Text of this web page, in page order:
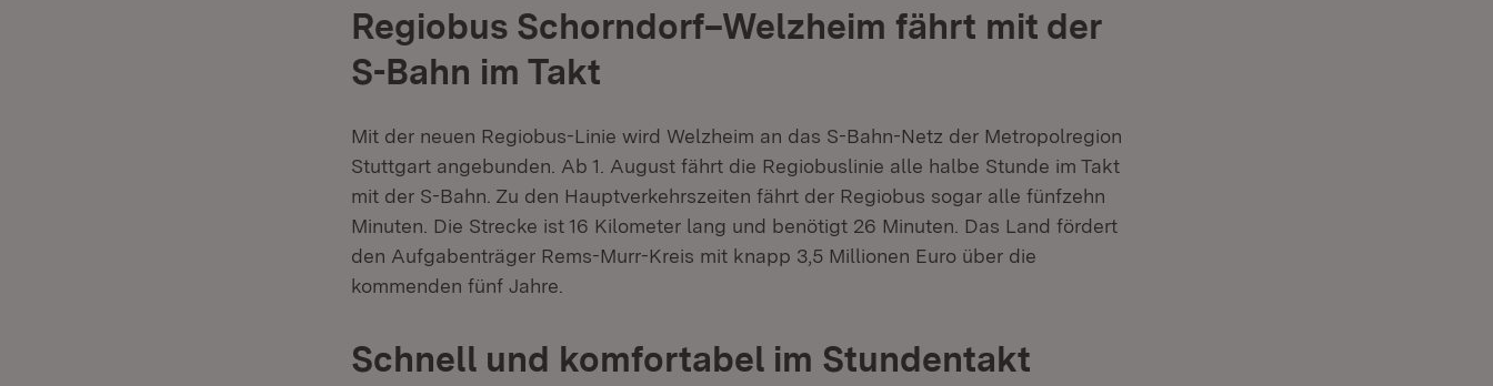
Regiobus Schorndorf–Welzheim fährt mit der
S-Bahn im Takt
Mit der neuen Regiobus-Linie wird Welzheim an das S-Bahn-Netz der Metropolregion
Stuttgart angebunden. Ab 1. August fährt die Regiobuslinie alle halbe Stunde im Takt
mit der S-Bahn. Zu den Hauptverkehrszeiten fährt der Regiobus sogar alle fünfzehn
Minuten. Die Strecke ist 16 Kilometer lang und benötigt 26 Minuten. Das Land fördert
den Aufgabenträger Rems-Murr-Kreis mit knapp 3,5 Millionen Euro über die
kommenden fünf Jahre.
Schnell und komfortabel im Stundentakt